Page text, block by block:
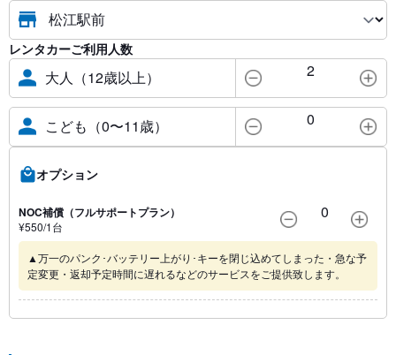
レンタカーご利用人数
大人（12歳以上） 2
こども（0〜11歳） 0
オプション
NOC補償（フルサポートプラン）
¥550/1台
0
▲万一のパンク･バッテリー上がり･キーを閉じ込めてしまった・急な予
定変更・返却予定時間に遅れるなどのサービスをご提供致します。